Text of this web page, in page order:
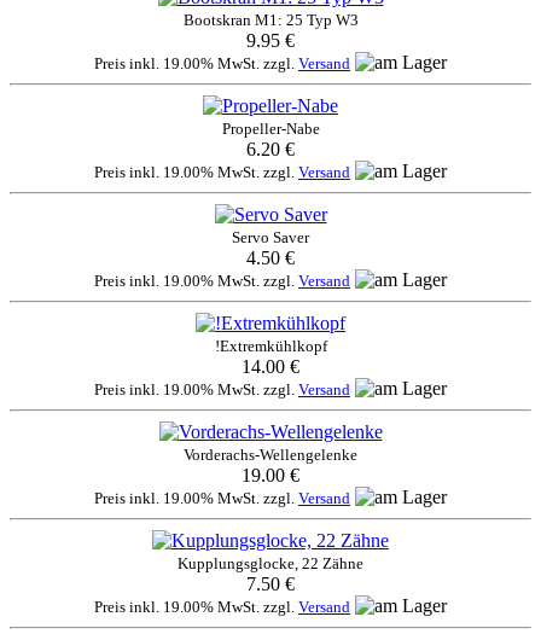
Bootskran M1: 25 Typ W3
9.95 €
Preis inkl. 19.00% MwSt. zzgl. Versand
Propeller-Nabe
6.20 €
Preis inkl. 19.00% MwSt. zzgl. Versand
Servo Saver
4.50 €
Preis inkl. 19.00% MwSt. zzgl. Versand
!Extremkühlkopf
14.00 €
Preis inkl. 19.00% MwSt. zzgl. Versand
Vorderachs-Wellengelenke
19.00 €
Preis inkl. 19.00% MwSt. zzgl. Versand
Kupplungsglocke, 22 Zähne
7.50 €
Preis inkl. 19.00% MwSt. zzgl. Versand